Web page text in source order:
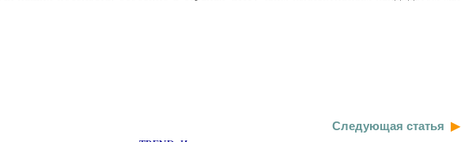
Следующая статья